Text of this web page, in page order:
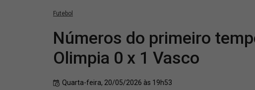
Futebol
Números do primeiro
Olimpia 0 x 1 Vasco
Quarta-feira, 20/05/2026 às 19h53